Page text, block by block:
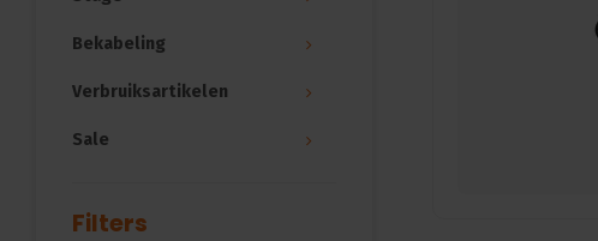
Bekabeling
Verbruiksartikelen
Sale
Filters